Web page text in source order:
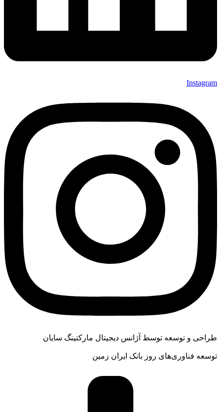
Instagram
طراحی و توسعه توسط آژانس دیجیتال مارکتینگ سایان
توسعه فناوری‌های روز بانک ایران زمین